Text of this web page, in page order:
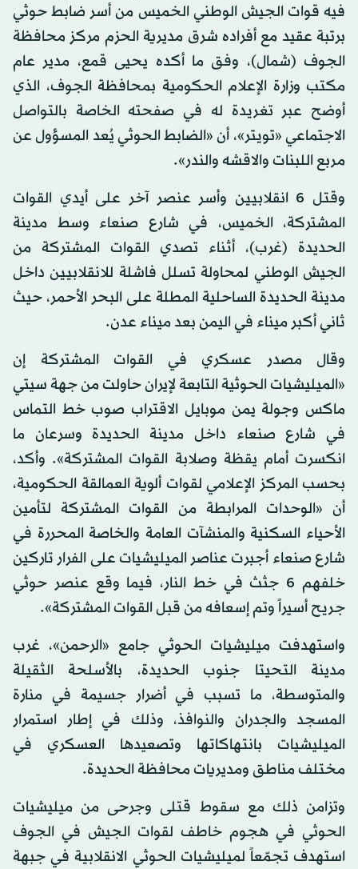
فيه قوات الجيش الوطني الخميس من أسر ضابط حوثي
برتبة عقيد مع أفراده شرق مديرية الحزم مركز محافظة
الجوف (شمال)، وفق ما أكده يحيى قمع، مدير عام
مكتب وزارة الإعلام الحكومية بمحافظة الجوف، الذي
أوضح عبر تغريدة له في صفحته الخاصة بالتواصل
الاجتماعي «تويتر»، أن «الضابط الحوثي يُعد المسؤول عن
مربع اللبنات والاقشه والندر».
وقتل 6 انقلابيين وأسر عنصر آخر على أيدي القوات
المشتركة، الخميس، في شارع صنعاء وسط مدينة
الحديدة (غرب)، أثناء تصدي القوات المشتركة من
الجيش الوطني لمحاولة تسلل فاشلة للانقلابيين داخل
مدينة الحديدة الساحلية المطلة على البحر الأحمر، حيث
ثاني أكبر ميناء في اليمن بعد ميناء عدن.
وقال مصدر عسكري في القوات المشتركة إن
«الميليشيات الحوثية التابعة لإيران حاولت من جهة سيتي
ماكس وجولة يمن موبايل الاقتراب صوب خط التماس
في شارع صنعاء داخل مدينة الحديدة وسرعان ما
انكسرت أمام يقظة وصلابة القوات المشتركة». وأكد،
بحسب المركز الإعلامي لقوات ألوية العمالقة الحكومية،
أن «الوحدات المرابطة من القوات المشتركة لتأمين
الأحياء السكنية والمنشآت العامة والخاصة المحررة في
شارع صنعاء أجبرت عناصر الميليشيات على الفرار تاركين
خلفهم 6 جثث في خط النار، فيما وقع عنصر حوثي
جريح أسيراً وتم إسعافه من قبل القوات المشتركة».
واستهدفت ميليشيات الحوثي جامع «الرحمن»، غرب
مدينة التحيتا جنوب الحديدة، بالأسلحة الثقيلة
والمتوسطة، ما تسبب في أضرار جسيمة في منارة
المسجد والجدران والنوافذ، وذلك في إطار استمرار
الميليشيات بانتهاكاتها وتصعيدها العسكري في
مختلف مناطق ومديريات محافظة الحديدة.
وتزامن ذلك مع سقوط قتلى وجرحى من ميليشيات
الحوثي في هجوم خاطف لقوات الجيش في الجوف
استهدف تجمّعاً لميليشيات الحوثي الانقلابية في جبهة